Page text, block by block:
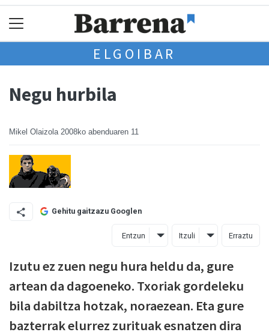
ELGOIBAR
Negu hurbila
Mikel Olaizola 2008ko abenduaren 11
Gehitu gaitzazu Googlen
Entzun Itzuli Erraztu
Izutu ez zuen negu hura heldu da, gure
artean da dagoeneko. Txoriak gordeleku
bila dabiltza hotzak, noraezean. Eta gure
bazterrak elurrez zurituak esnatzen dira